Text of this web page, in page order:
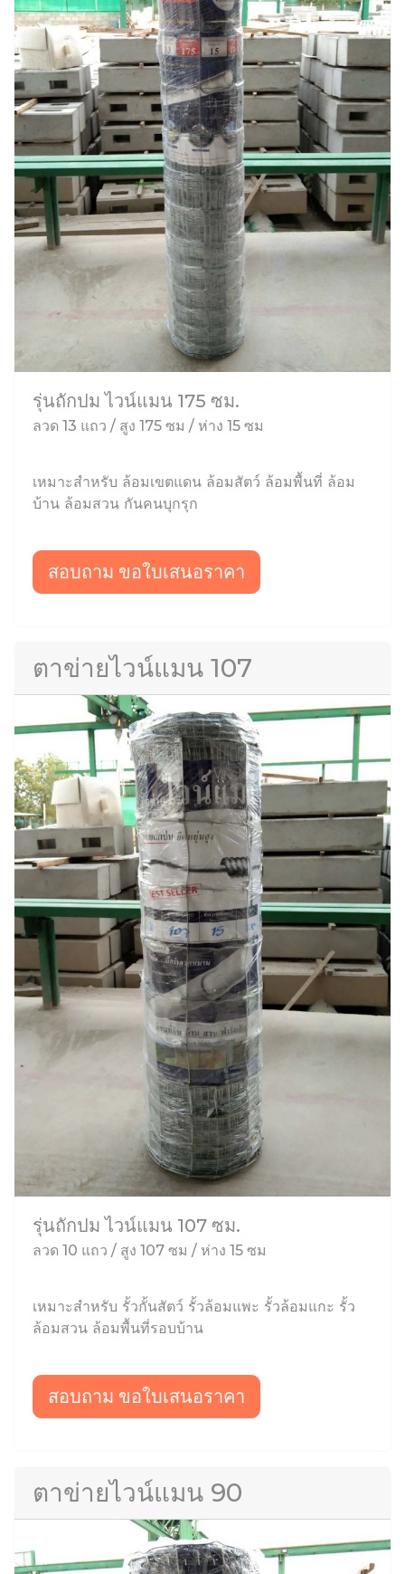
รุ่นถักปม ไวน์แมน 175 ซม.
ลวด 13 แถว / สูง 175 ซม / ห่าง 15 ซม
เหมาะสำหรับ ล้อมเขตแดน ล้อมสัตว์ ล้อมพื้นที่ ล้อม
บ้าน ล้อมสวน กันคนบุกรุก
สอบถาม ขอใบเสนอราคา
ตาข่ายไวน์แมน 107
รุ่นถักปม ไวน์แมน 107 ซม.
ลวด 10 แถว / สูง 107 ซม / ห่าง 15 ซม
เหมาะสำหรับ รั้วกั้นสัตว์ รั้วล้อมแพะ รั้วล้อมแกะ รั้ว
ล้อมสวน ล้อมพื้นที่รอบบ้าน
สอบถาม ขอใบเสนอราคา
ตาข่ายไวน์แมน 90